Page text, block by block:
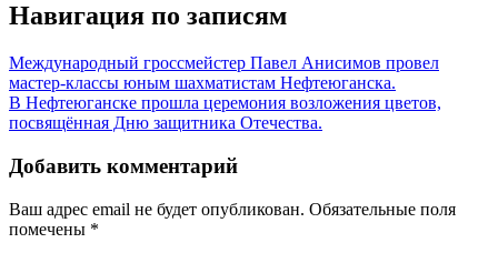
Навигация по записям
Международный гроссмейстер Павел Анисимов провел
мастер-классы юным шахматистам Нефтеюганска.
В Нефтеюганске прошла церемония возложения цветов,
посвящённая Дню защитника Отечества.
Добавить комментарий
Ваш адрес email не будет опубликован. Обязательные поля
помечены *